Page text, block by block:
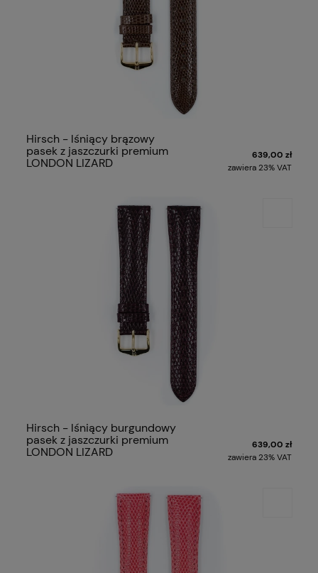
Hirsch - lśniący brązowy
pasek z jaszczurki premium
LONDON LIZARD
639,00 zł
zawiera 23% VAT
Hirsch - lśniący burgundowy
pasek z jaszczurki premium
LONDON LIZARD
639,00 zł
zawiera 23% VAT